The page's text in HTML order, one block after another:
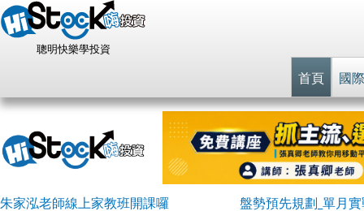
聰明快樂學投資
首頁 國
朱家泓老師線上家教班開課囉 盤勢預先規劃_單月